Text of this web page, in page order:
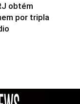
obtém
por tripla